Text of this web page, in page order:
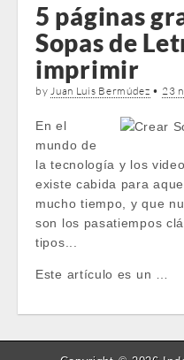
5 páginas
Sopas de
imprimir
byJuan Luis Bermúdez • 23
En el
mundo de
la tecnología y los
existe cabida para
mucho tiempo, y que
son los pasatiempos
tipos...
Este artículo es un …